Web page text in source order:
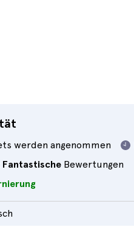
werden angenommen
Fantastische Bewertungen